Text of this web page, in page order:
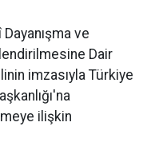
ve
Dair
imzasıyla Türkiye
ilişkin